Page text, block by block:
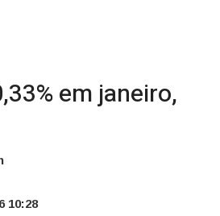
em janeiro,
10:28